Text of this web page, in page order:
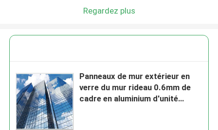
Regardez plus
Panneaux de mur extérieur en
verre du mur rideau 0.6mm de
cadre en aluminium d'unité